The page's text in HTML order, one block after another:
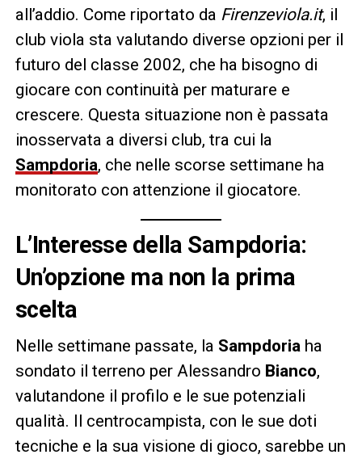
all’addio. Come riportato da Firenzeviola.it, il
club viola sta valutando diverse opzioni per il
futuro del classe 2002, che ha bisogno di
giocare con continuità per maturare e
crescere. Questa situazione non è passata
inosservata a diversi club, tra cui la
Sampdoria, che nelle scorse settimane ha
monitorato con attenzione il giocatore.
L’Interesse della Sampdoria:
Un’opzione ma non la prima
scelta
Nelle settimane passate, la Sampdoria ha
sondato il terreno per Alessandro Bianco,
valutandone il profilo e le sue potenziali
qualità. Il centrocampista, con le sue doti
tecniche e la sua visione di gioco, sarebbe un